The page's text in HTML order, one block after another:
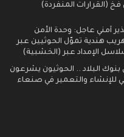
(القرارات المنفردة)
مبكر (3) | تحذير أمني عاجل: وحدة الأمن
هندية تموّل الحوثيين عبر
الإمداد عبر (الخشبية)
البلاد .. الحوثيون يشرعون
للإنشاء والتعمير في صنعاء